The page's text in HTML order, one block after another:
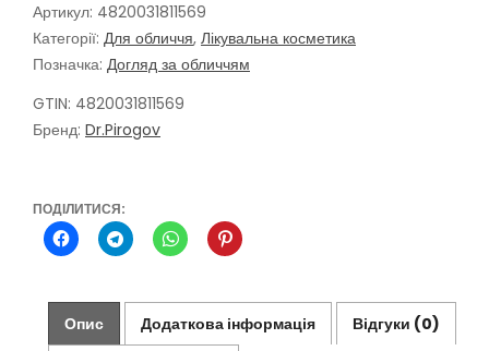
Афродіта
з
ефірними
оліями
та
колоїдним
сріблом,
Артикул: 4820031811569
Категорії: Для обличчя, Лікувальна косметика
Позначка: Догляд за обличчям
GTIN: 4820031811569
Бренд: Dr.Pirogov
ПОДІЛИТИСЯ:
Опис Додаткова інформація
Відгуки (0)